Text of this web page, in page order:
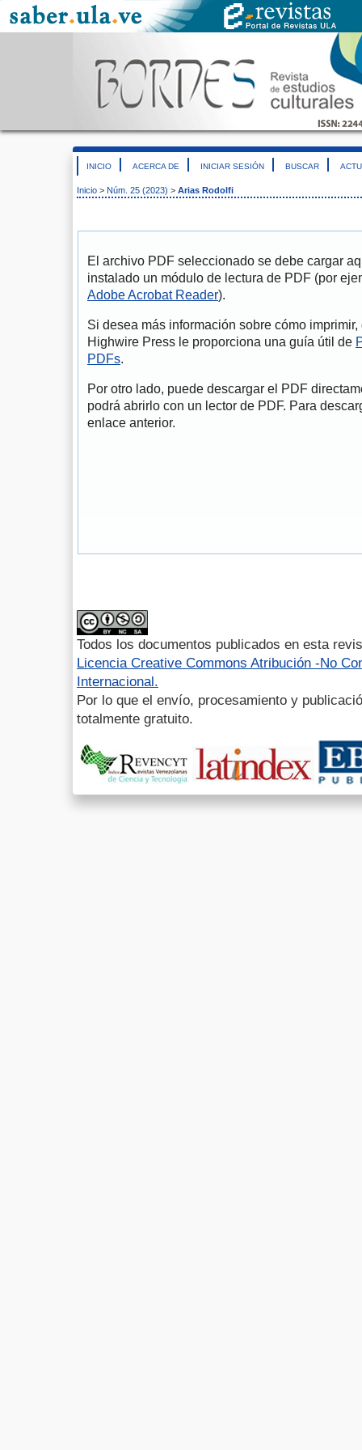
INICIO ACERCA DE INICIAR SESIÓN BUSCAR
Inicio > Núm. 25 (2023) > Arias Rodolfi
El archivo PDF seleccionado se debe cargar
instalado un módulo de lectura de PDF (por
Adobe Acrobat Reader).
Si desea más información sobre cómo
Highwire Press le proporciona una guía útil de
PDFs.
Por otro lado, puede descargar el PDF
podrá abrirlo con un lector de PDF. Para
enlace anterior.
Todos los documentos publicados en esta
Licencia Creative Commons Atribución -No
Internacional.
Por lo que el envío, procesamiento y
totalmente gratuito.